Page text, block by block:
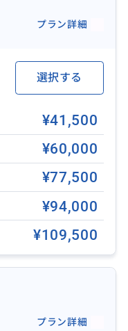
場など他にもお得
プラン詳細
選択する
¥41,500
¥60,000
¥77,500
¥94,000
¥109,500
プラン詳細